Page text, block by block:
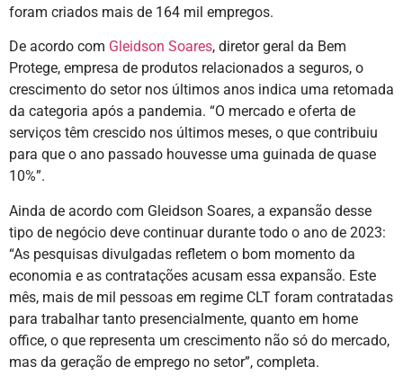
foram criados mais de 164 mil empregos.
De acordo com Gleidson Soares, diretor geral da Bem
Protege, empresa de produtos relacionados a seguros, o
crescimento do setor nos últimos anos indica uma retomada
da categoria após a pandemia. “O mercado e oferta de
serviços têm crescido nos últimos meses, o que contribuiu
para que o ano passado houvesse uma guinada de quase
10%”.
Ainda de acordo com Gleidson Soares, a expansão desse
tipo de negócio deve continuar durante todo o ano de 2023:
“As pesquisas divulgadas refletem o bom momento da
economia e as contratações acusam essa expansão. Este
mês, mais de mil pessoas em regime CLT foram contratadas
para trabalhar tanto presencialmente, quanto em home
office, o que representa um crescimento não só do mercado,
mas da geração de emprego no setor”, completa.